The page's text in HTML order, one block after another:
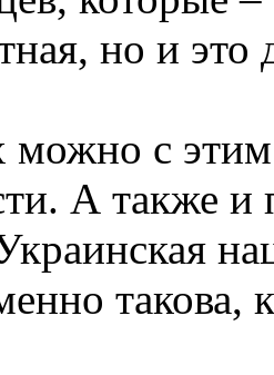
но и это
с этим
А также и
такова,